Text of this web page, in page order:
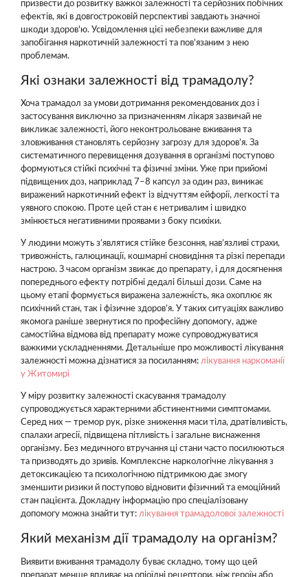
призвести до розвитку важкої залежності та серйозних побічних
ефектів, які в довгостроковій перспективі завдають значної
шкоди здоров'ю. Усвідомлення цієї небезпеки важливе для
запобігання наркотичній залежності та пов'язаним з нею
проблемам.
Які ознаки залежності від трамадолу?
Хоча трамадол за умови дотримання рекомендованих доз і
застосування виключно за призначенням лікаря зазвичай не
викликає залежності, його неконтрольоване вживання та
зловживання становлять серйозну загрозу для здоров’я. За
систематичного перевищення дозування в організмі поступово
формуються стійкі психічні та фізичні зміни. Уже при прийомі
підвищених доз, наприклад 7–8 капсул за один раз, виникає
виражений наркотичний ефект із відчуттям ейфорії, легкості та
уявного спокою. Проте цей стан є нетривалим і швидко
змінюється негативними проявами з боку психіки.
У людини можуть з’являтися стійке безсоння, нав’язливі страхи,
тривожність, галюцинації, кошмарні сновидіння та різкі перепади
настрою. З часом організм звикає до препарату, і для досягнення
попереднього ефекту потрібні дедалі більші дози. Саме на
цьому етапі формується виражена залежність, яка охоплює як
психічний стан, так і фізичне здоров’я. У таких ситуаціях важливо
якомога раніше звернутися по професійну допомогу, адже
самостійна відмова від препарату може супроводжуватися
важкими ускладненнями. Детальніше про можливості лікування
залежності можна дізнатися за посиланням: лікування наркоманії
у Житомирі
У міру розвитку залежності скасування трамадолу
супроводжується характерними абстинентними симптомами.
Серед них — тремор рук, різке зниження маси тіла, дратівливість,
спалахи агресії, підвищена пітливість і загальне виснаження
організму. Без медичного втручання ці стани часто посилюються
та призводять до зривів. Комплексне наркологічне лікування з
детоксикацією та психологічною підтримкою дає змогу
зменшити ризики й поступово відновити фізичний та емоційний
стан пацієнта. Докладну інформацію про спеціалізовану
допомогу можна знайти тут: лікування трамадолової залежності
Який механізм дії трамадолу на організм?
Виявити вживання трамадолу буває складно, тому що цей
препарат менше впливає на опіоїдні рецептори, ніж героїн або